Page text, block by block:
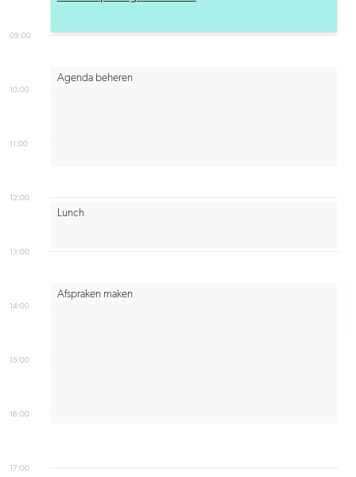
09:00
10:00
11:00
12:00
13:00
14:00
15:00
16:00
17:00
Lunch
Agenda beheren
Afspraken maken